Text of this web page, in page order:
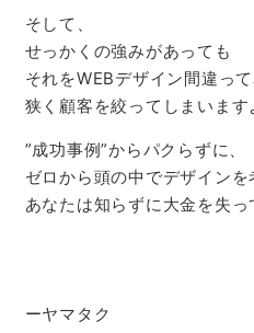
そして、
せっかくの強みがあっても
それをWEBデザイン間違っ
狭く顧客を絞ってしまいます
”成功事例”からパクらずに、
ゼロから頭の中でデザインを
あなたは知らずに大金を失っ
ーヤマタク